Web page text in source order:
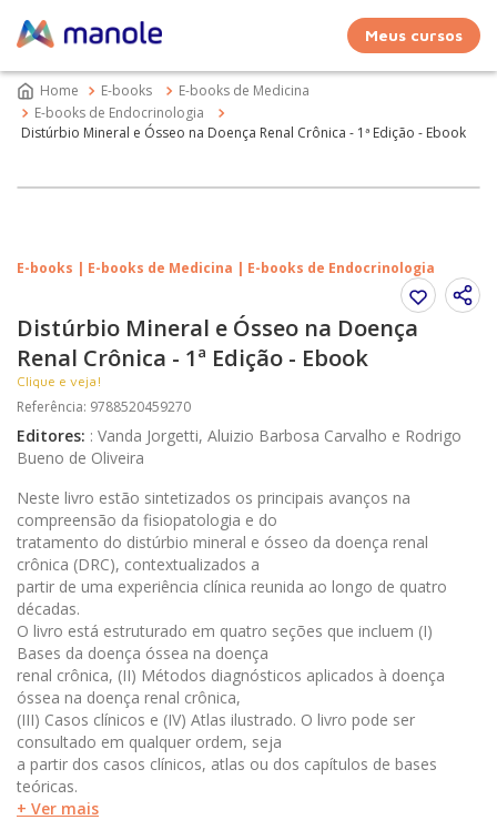
Meus cursos
E-books
E-books de Medicina
E-books de Endocrinologia
Distúrbio Mineral e Ósseo na Doença Renal Crônica - 1ª Edição - Ebook
E-books | E-books de Medicina | E-books de Endocrinologia
Distúrbio Mineral e Ósseo na Doença
Renal Crônica - 1ª Edição - Ebook
Clique e veja!
Referência: 9788520459270
Editores: : Vanda Jorgetti, Aluizio Barbosa Carvalho e Rodrigo
Bueno de Oliveira
Neste livro estão sintetizados os principais avanços na
compreensão da fisiopatologia e do
tratamento do distúrbio mineral e ósseo da doença renal
crônica (DRC), contextualizados a
partir de uma experiência clínica reunida ao longo de quatro
décadas.
O livro está estruturado em quatro seções que incluem (I)
Bases da doença óssea na doença
renal crônica, (II) Métodos diagnósticos aplicados à doença
óssea na doença renal crônica,
(III) Casos clínicos e (IV) Atlas ilustrado. O livro pode ser
consultado em qualquer ordem, seja
a partir dos casos clínicos, atlas ou dos capítulos de bases
teóricas.
+ Ver mais